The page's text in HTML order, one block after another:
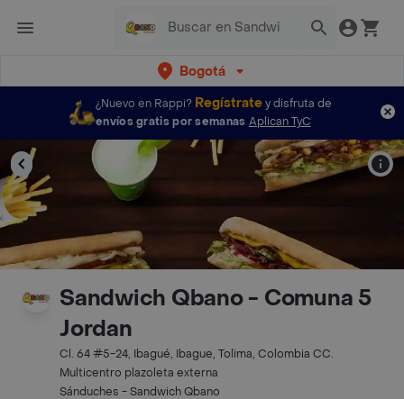
Bogotá
¿Nuevo en Rappi? Regístratey disfruta de
envíos gratis por semanas Aplican TyC
Sandwich Qbano - Comuna 5
Jordan
Cl. 64 #5-24, Ibagué, Ibague, Tolima, Colombia CC.
Multicentro plazoleta externa
Sánduches - Sandwich Qbano